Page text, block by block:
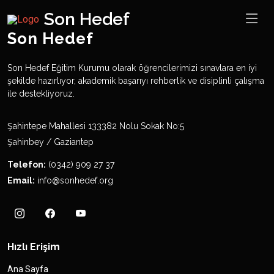
Son Hedef
Son Hedef
Son Hedef Eğitim Kurumu olarak öğrencilerimizi sınavlara en iyi
şekilde hazırlıyor, akademik başarıyı rehberlik ve disiplinli çalışma
ile destekliyoruz.
Şahintepe Mahallesi 133382 Nolu Sokak No:5
Şahinbey / Gaziantep
Telefon: (0342) 909 27 37
Email: info@sonhedef.org
Hızlı Erişim
Ana Sayfa